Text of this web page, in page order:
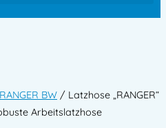
RANGER BW / Latzhose „RANGER“
Arbeitslatzhose